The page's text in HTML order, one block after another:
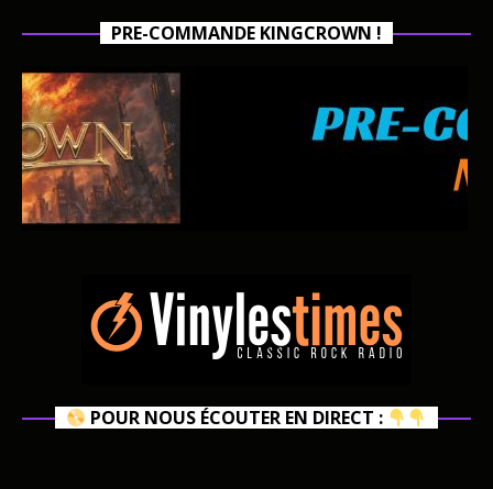
PRE-COMMANDE KINGCROWN !
POUR NOUS ÉCOUTER EN DIRECT :